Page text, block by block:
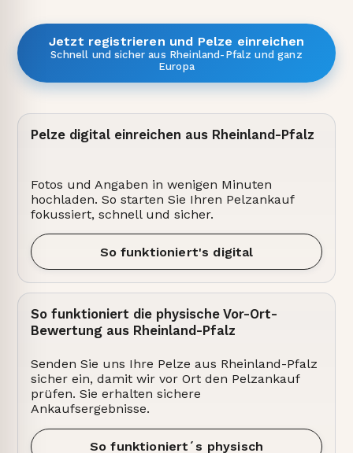
Jetzt registrieren und Pelze einreichen
Schnell und sicher aus Rheinland-Pfalz und ganz
Europa
Pelze digital einreichen aus Rheinland-Pfalz
Fotos und Angaben in wenigen Minuten
hochladen. So starten Sie Ihren Pelzankauf
fokussiert, schnell und sicher.
So funktioniert's digital
So funktioniert die physische Vor-Ort-
Bewertung aus Rheinland-Pfalz
Senden Sie uns Ihre Pelze aus Rheinland-Pfalz
sicher ein, damit wir vor Ort den Pelzankauf
prüfen. Sie erhalten sichere
Ankaufsergebnisse.
So funktioniert´s physisch